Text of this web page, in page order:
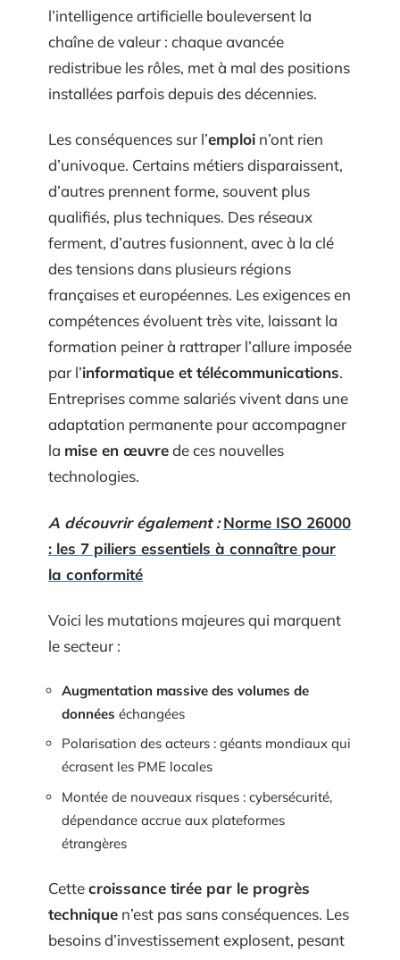
l’intelligence artificielle bouleversent la
chaîne de valeur : chaque avancée
redistribue les rôles, met à mal des positions
installées parfois depuis des décennies.
Les conséquences sur l’emploi n’ont rien
d’univoque. Certains métiers disparaissent,
d’autres prennent forme, souvent plus
qualifiés, plus techniques. Des réseaux
ferment, d’autres fusionnent, avec à la clé
des tensions dans plusieurs régions
françaises et européennes. Les exigences en
compétences évoluent très vite, laissant la
formation peiner à rattraper l’allure imposée
par l’informatique et télécommunications.
Entreprises comme salariés vivent dans une
adaptation permanente pour accompagner
la mise en œuvrede ces nouvelles
technologies.
A découvrir également : Norme ISO 26000
: les 7 piliers essentiels à connaître pour
la conformité
Voici les mutations majeures qui marquent
le secteur :
Augmentation massive des volumes de
données échangées
Polarisation des acteurs : géants mondiaux qui
écrasent les PME locales
Montée de nouveaux risques : cybersécurité,
dépendance accrue aux plateformes
étrangères
Cettecroissance tirée par le progrès
technique n’est pas sans conséquences. Les
besoins d’investissement explosent, pesant